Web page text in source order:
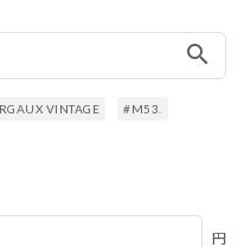
search
VINTAGE
#M53.
円